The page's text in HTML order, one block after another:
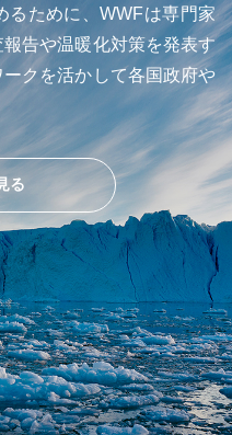
るために、WWFは専門家
告や温暖化対策を発表す
クを活かして各国政府や
る